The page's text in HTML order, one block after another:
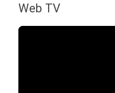
Web TV